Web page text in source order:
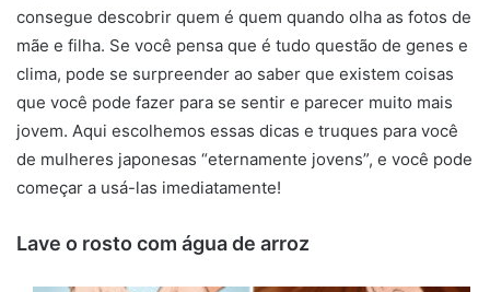
consegue descobrir quem é quem quando olha as fotos de
mãe e filha. Se você pensa que é tudo questão de genes e
clima, pode se surpreender ao saber que existem coisas
que você pode fazer para se sentir e parecer muito mais
jovem. Aqui escolhemos essas dicas e truques para você
de mulheres japonesas “eternamente jovens”, e você pode
começar a usá-las imediatamente!
Lave o rosto com água de arroz